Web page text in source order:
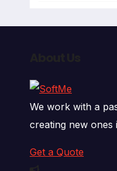
We work with a
creating new ones
Get a Quote